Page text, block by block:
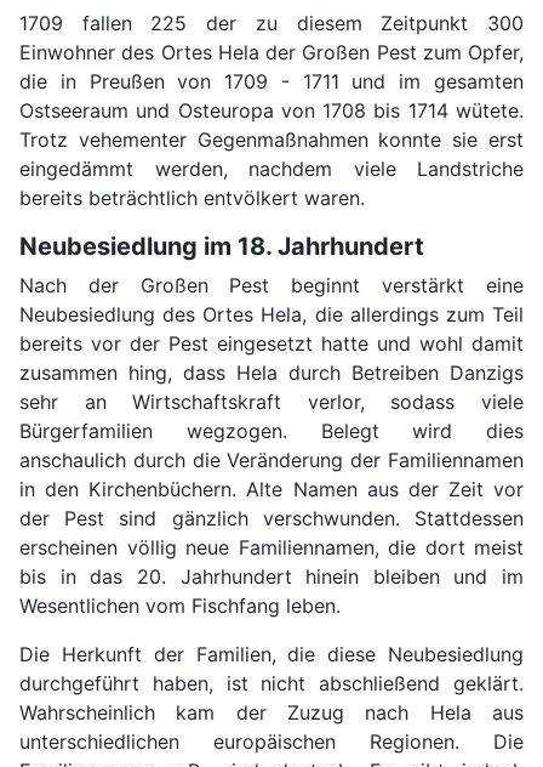
1709 fallen 225 der zu diesem Zeitpunkt 300
Einwohner des Ortes Hela der Großen Pest zum Opfer,
die in Preußen von 1709 - 1711 und im gesamten
Ostseeraum und Osteuropa von 1708 bis 1714 wütete.
Trotz vehementer Gegenmaßnahmen konnte sie erst
eingedämmt werden, nachdem viele Landstriche
bereits beträchtlich entvölkert waren.
Neubesiedlung im 18. Jahrhundert
Nach der Großen Pest beginnt verstärkt eine
Neubesiedlung des Ortes Hela, die allerdings zum Teil
bereits vor der Pest eingesetzt hatte und wohl damit
zusammen hing, dass Hela durch Betreiben Danzigs
sehr an Wirtschaftskraft verlor, sodass viele
Bürgerfamilien wegzogen. Belegt wird dies
anschaulich durch die Veränderung der Familiennamen
in den Kirchenbüchern. Alte Namen aus der Zeit vor
der Pest sind gänzlich verschwunden. Stattdessen
erscheinen völlig neue Familiennamen, die dort meist
bis in das 20. Jahrhundert hinein bleiben und im
Wesentlichen vom Fischfang leben.
Die Herkunft der Familien, die diese Neubesiedlung
durchgeführt haben, ist nicht abschließend geklärt.
Wahrscheinlich kam der Zuzug nach Hela aus
unterschiedlichen europäischen Regionen. Die